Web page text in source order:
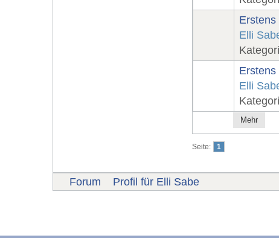
Mehr
Elli
Elli
Seite: 1
Forum Profil für Elli Sabe